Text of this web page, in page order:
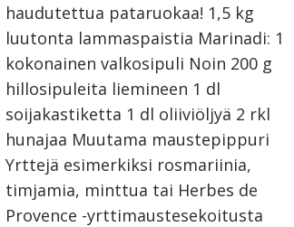
haudutettua pataruokaa! 1,5 kg
luutonta lammaspaistia Marinadi: 1
kokonainen valkosipuli Noin 200 g
hillosipuleita liemineen 1 dl
soijakastiketta 1 dl oliiviöljyä 2 rkl
hunajaa Muutama maustepippuri
Yrttejä esimerkiksi rosmariinia,
timjamia, minttua tai Herbes de
Provence -yrttimaustesekoitusta